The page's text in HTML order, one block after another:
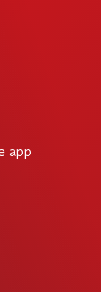
app